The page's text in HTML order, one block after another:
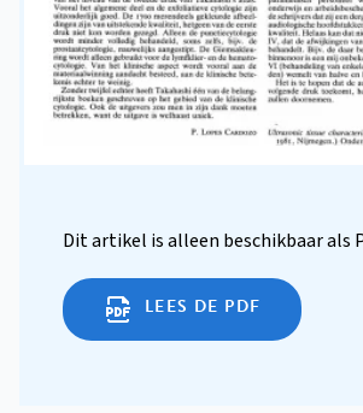
Dit artikel is alleen beschikbaar als
LEES DE PDF